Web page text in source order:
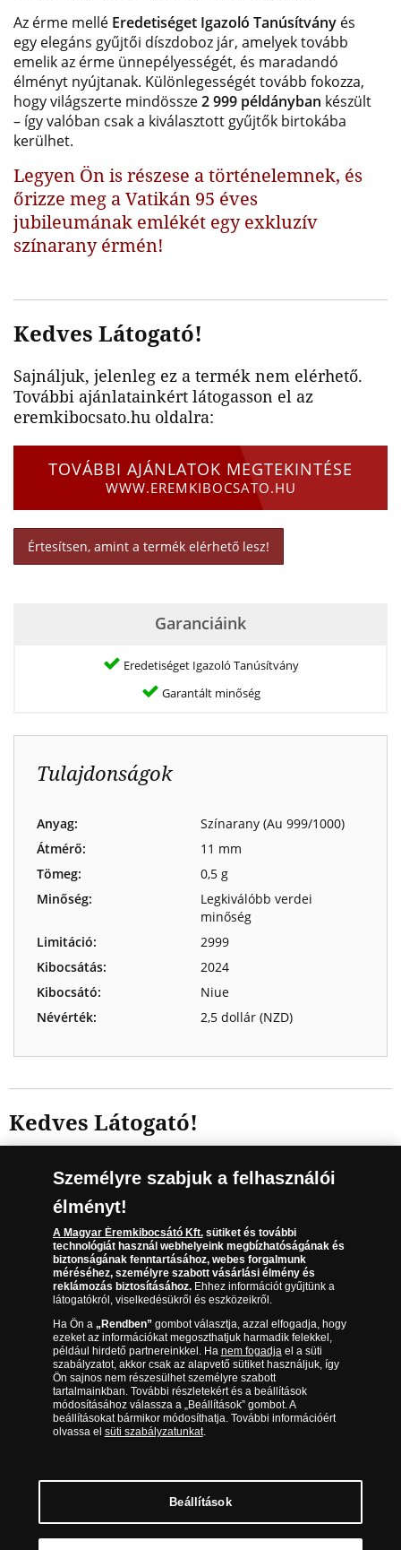
Az érme mellé Eredetiséget Igazoló Tanúsítvány és
egy elegáns gyűjtői díszdoboz jár, amelyek tovább
emelik az érme ünnepélyességét, és maradandó
élményt nyújtanak. Különlegességét tovább fokozza,
hogy világszerte mindössze2 999 példányban készült
– így valóban csak a kiválasztott gyűjtők birtokába
kerülhet.
Legyen Ön is részese a történelemnek, és
őrizze meg a Vatikán 95 éves
jubileumának emlékét egy exkluzív
színarany érmén!
Kedves Látogató!
Sajnáljuk, jelenleg ez a termék nem elérhető.
További ajánlatainkért látogasson el az
eremkibocsato.hu oldalra:
TOVÁBBI AJÁNLATOK MEGTEKINTÉSE
WWW.EREMKIBOCSATO.HU
Értesítsen, amint a termék elérhető lesz!
Garanciáink
Eredetiséget Igazoló Tanúsítvány
Garantált minőség
Tulajdonságok
Anyag:
Színarany (Au 999/1000)
Átmérő:
11 mm
Tömeg:
0,5 g
Minőség:
Legkiválóbb verdei
minőség
Limitáció:
2999
Kibocsátás:
2024
Kibocsátó:
Niue
Névérték:
2,5 dollár (NZD)
Kedves Látogató!
További ajánlatainkért látogasson el az
eremkibocsato.hu oldalra:
TOVÁBBI AJÁNLATOK MEGTEKINTÉSE
WWW.EREMKIBOCSATO.HU
Értesítsen, amint a termék elérhető lesz!
Garanciáink
Garantált minőség
Személyre szabjuk a felhasználói
élményt!
A Magyar Éremkibocsátó Kft.sütiket és további
technológiát használ webhelyeink megbízhatóságának és
biztonságának fenntartásához, webes forgalmunk
méréséhez, személyre szabott vásárlási élmény és
reklámozás biztosításához.Ehhez információt gyűjtünk a
látogatókról, viselkedésükről és eszközeikről.
Ha Ön a „Rendben”gombot választja, azzal elfogadja, hogy
ezeket az információkat megoszthatjuk harmadik felekkel,
például hirdető partnereinkkel. Ha nem fogadjael a süti
szabályzatot, akkor csak az alapvető sütiket használjuk, így
Ön sajnos nem részesülhet személyre szabott
tartalmainkban. További részletekért és a beállítások
módosításához válassza a „Beállítások” gombot. A
beállításokat bármikor módosíthatja. További információért
olvassa el süti szabályzatunkat.
Beállítások